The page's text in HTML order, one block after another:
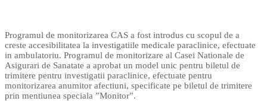
Programul de monitorizarea CAS a fost introdus cu scopul de a
creste accesibilitatea la investigatiile medicale paraclinice, efectuate
in ambulatoriu. Programul de monitorizare al Casei Nationale de
Asigurari de Sanatate a aprobat un model unic pentru biletul de
trimitere pentru investigatii paraclinice, efectuate pentru
monitorizarea anumitor afectiuni, specificate pe biletul de trimitere
prin mentiunea speciala ”Monitor”.